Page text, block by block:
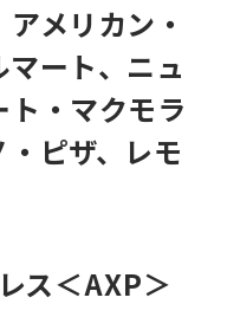
メリカン・
ート、ニュ
・マクモラ
ピザ、レモ
ス＜AXP＞